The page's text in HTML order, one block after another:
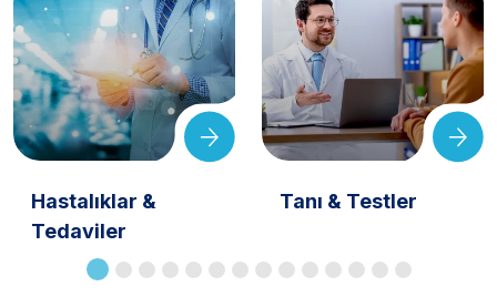
Hastalıklar &
Tedaviler
Tanı & Testler